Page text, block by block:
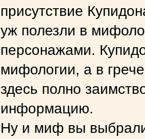
присутствие
уж полезли в
персонажами.
мифологии, а в
здесь полно
информацию.
Ну и миф вы